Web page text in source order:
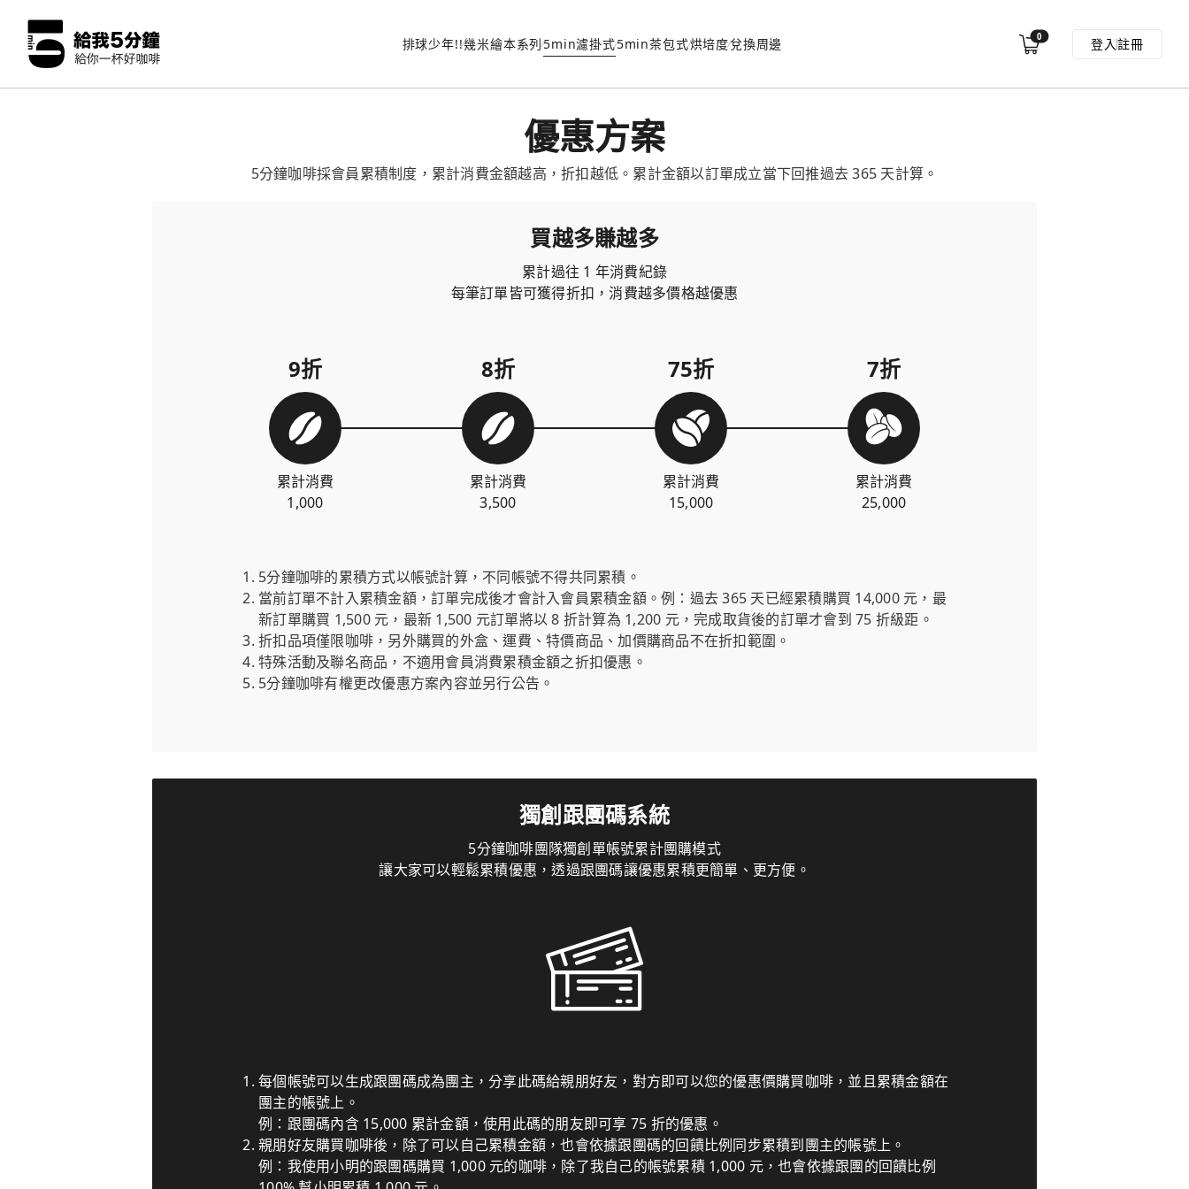
排球少年!!幾米繪本系列5min濾掛式5min茶包式烘培度兌換周邊 0 登入註冊
優惠方案
5分鐘咖啡採會員累積制度，累計消費金額越高，折扣越低。累計金額以訂單成立當下回推過去 365 天計算。
買越多賺越多
累計過往 1 年消費紀錄
每筆訂單皆可獲得折扣，消費越多價格越優惠
9折
累計消費
1,000
8折
累計消費
3,500
75折
累計消費
15,000
7折
累計消費
25,000
5分鐘咖啡的累積方式以帳號計算，不同帳號不得共同累積。
當前訂單不計入累積金額，訂單完成後才會計入會員累積金額。例：過去 365 天已經累積購買 14,000 元，最
新訂單購買 1,500 元，最新 1,500 元訂單將以 8 折計算為 1,200 元，完成取貨後的訂單才會到 75 折級距。
折扣品項僅限咖啡，另外購買的外盒、運費、特價商品、加價購商品不在折扣範圍。
特殊活動及聯名商品，不適用會員消費累積金額之折扣優惠。
5分鐘咖啡有權更改優惠方案內容並另行公告。
獨創跟團碼系統
5分鐘咖啡團隊獨創單帳號累計團購模式
讓大家可以輕鬆累積優惠，透過跟團碼讓優惠累積更簡單、更方便。
每個帳號可以生成跟團碼成為團主，分享此碼給親朋好友，對方即可以您的優惠價購買咖啡，並且累積金額在
團主的帳號上。
例：跟團碼內含 15,000 累計金額，使用此碼的朋友即可享 75 折的優惠。
親朋好友購買咖啡後，除了可以自己累積金額，也會依據跟團碼的回饋比例同步累積到團主的帳號上。
例：我使用小明的跟團碼購買 1,000 元的咖啡，除了我自己的帳號累積 1,000 元，也會依據跟團的回饋比例